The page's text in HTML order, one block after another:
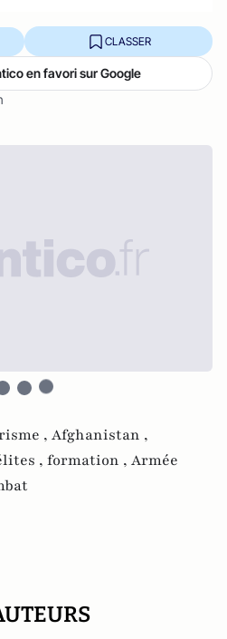
CLASSER
en favori sur Google
, Afghanistan ,
, formation , Armée